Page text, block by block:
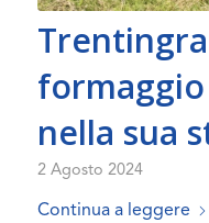
nella sua
2 Agosto 2024
Continua a leggere